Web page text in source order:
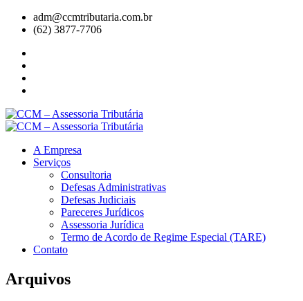
adm@ccmtributaria.com.br
(62) 3877-7706
A Empresa
Serviços
Consultoria
Defesas Administrativas
Defesas Judiciais
Pareceres Jurídicos
Assessoria Jurídica
Termo de Acordo de Regime Especial (TARE)
Contato
Arquivos